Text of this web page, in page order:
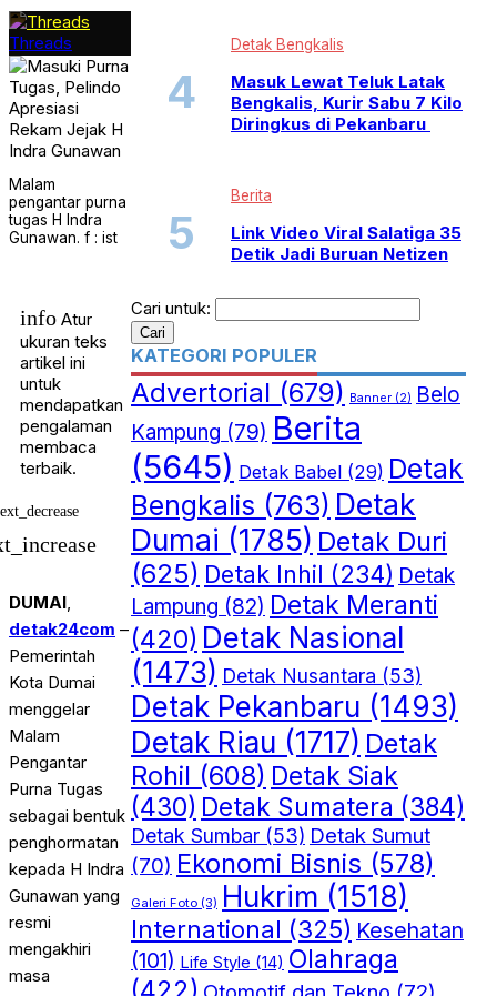
Threads
Malam
pengantar purna
tugas H Indra
Gunawan. f : ist
info Atur
ukuran teks
artikel ini
untuk
mendapatkan
pengalaman
membaca
terbaik.
DUMAI
detak24com –
Pemerintah
Kota Dumai
menggelar
Malam
Pengantar
Purna Tugas
sebagai bentuk
penghormatan
kepada H Indra
Gunawan yang
resmi
mengakhiri
masa
Detak Bengkalis
Masuk Lewat Teluk Latak
Bengkalis, Kurir Sabu 7 Kilo
Diringkus di Pekanbaru
Berita
Link Video Viral Salatiga 35
Detik Jadi Buruan Netizen
Cari untuk:
KATEGORI POPULER
Advertorial (679) Banner (2) Belo
Kampung (79) Berita
(5645) Detak Babel (29) Detak
Bengkalis (763) Detak
Dumai (1785) Detak Duri
(625) Detak Inhil (234) Detak
Lampung (82) Detak Meranti
(420) Detak Nasional
(1473) Detak Nusantara (53)
Detak Pekanbaru (1493)
Detak Riau (1717) Detak
Rohil (608) Detak Siak
(430) Detak Sumatera (384)
Detak Sumbar (53) Detak Sumut
(70) Ekonomi Bisnis (578)
Galeri Foto (3) Hukrim (1518)
International (325) Kesehatan
(101) Life Style (14) Olahraga
Otomotif dan Tekno (72)